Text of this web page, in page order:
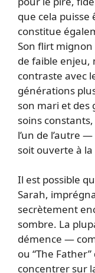
que cela
constitue
Son flirt mignon
de faible enjeu,
contraste avec
générations
son mari et des
soins
l’un de l’autre
soit ouverte à
Il est possible
Sarah,
secrètement
sombre. La
démence —
ou “The
concentrer sur